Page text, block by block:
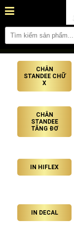
CHÂN
STANDEE CHỮ
X
CHÂN
STANDEE
TĂNG ĐƠ
IN HIFLEX
IN DECAL